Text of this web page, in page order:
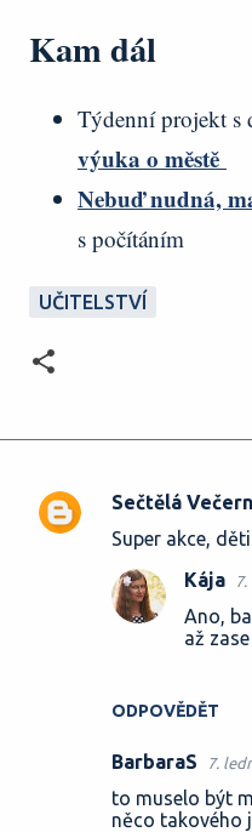
Kam dál
Týdenní projekt s
výuka o městě
Nebuď nudná,
s počítáním
UČITELSTVÍ
K
Sečtělá
Super akce,
ODPOVĚDĚT
Kája
Ano,
až
BarbaraS 7.
to muselo být
něco takového